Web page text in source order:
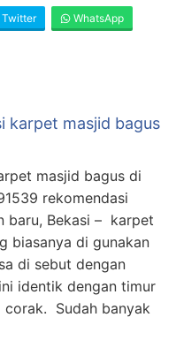
Twitter WhatsApp
karpet masjid bagus
masjid bagus di
rekomendasi
baru, Bekasi – karpet
biasanya di gunakan
di sebut dengan
identik dengan timur
Sudah banyak